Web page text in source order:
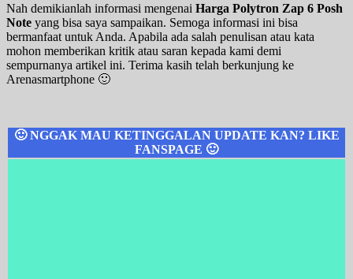
Nah demikianlah informasi mengenai Harga Polytron Zap 6 Posh
Note yang bisa saya sampaikan. Semoga informasi ini bisa
bermanfaat untuk Anda. Apabila ada salah penulisan atau kata
mohon memberikan kritik atau saran kepada kami demi
sempurnanya artikel ini. Terima kasih telah berkunjung ke
Arenasmartphone 🙂
🙂 NGGAK MAU KETINGGALAN UPDATE KAN? LIKE
FANSPAGE 🙂